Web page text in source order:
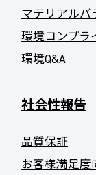
マテリアルバ
環境コンプラ
環境Q&A
社会性報告
品質保証
お客様満足度